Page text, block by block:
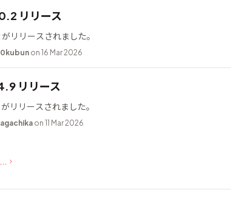
リリース
リリースされました。
on 16 Mar 2026
リリース
リリースされました。
on 11 Mar 2026